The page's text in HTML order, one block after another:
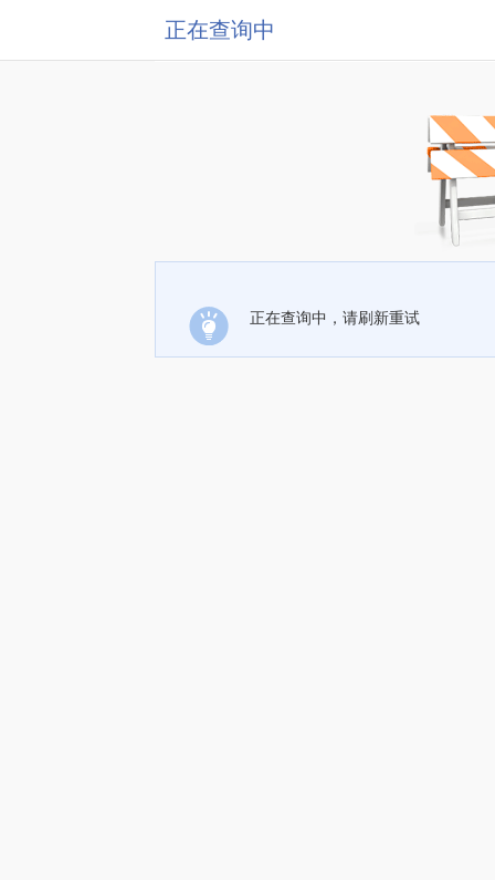
正在查询中
正在查询中，请刷新重试